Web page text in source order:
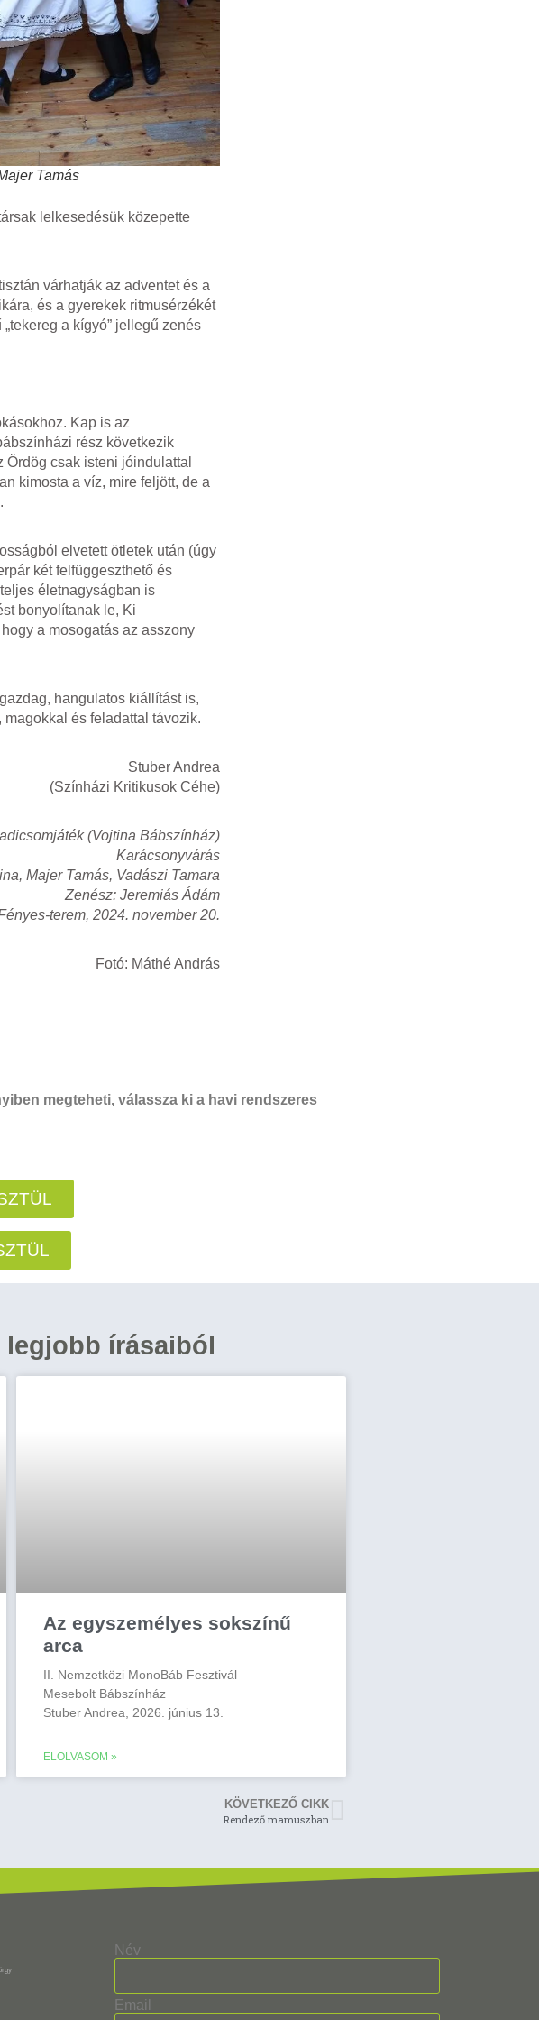
Tamás
lelkesedésük közepette
várhatják az adventet és a
és a gyerekek ritmusérzékét
a kígyó” jellegű zenés
Kap is az
rész következik
csak isteni jóindulattal
kimosta a víz, mire feljött, de a
elvetett ötletek után (úgy
két felfüggeszthető és
életnagyságban is
bonyolítanak le, Ki
a mosogatás az asszony
hangulatos kiállítást is,
és feladattal távozik.
Stuber Andrea
(Színházi Kritikusok Céhe)
(Vojtina Bábszínház)
Karácsonyvárás
Majer Tamás, Vadászi Tamara
Zenész: Jeremiás Ádám
terem, 2024. november 20.
Fotó: Máthé András
megteheti, válassza ki a havi rendszeres
legjobb írásaiból
Az egyszemélyes sokszínű
arca
II. Nemzetközi MonoBáb Fesztivál
Mesebolt Bábszínház
Stuber Andrea, 2026. június 13.
ELOLVASOM »
KÖVETKEZŐ CIKK
Rendező mamuszban
Név
Email